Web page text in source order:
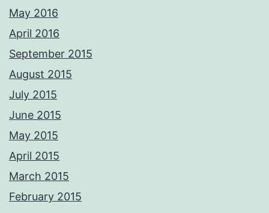
May 2016
April 2016
September 2015
August 2015
July 2015
June 2015
May 2015
April 2015
March 2015
February 2015